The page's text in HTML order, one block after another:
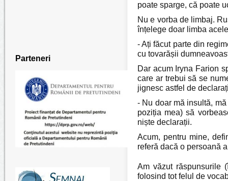
Parteneri
poate sparge, că poate
Nu e vorba de limbaj.
înțelege doar limba
- Ați făcut parte din
cu tovarășii
Dar acum Iryna Farion
care ar trebui să se
jignesc astfel de
- Nu doar mă insultă,
poziția mea) să
niște declarații.
Acum, pentru mine,
referă dacă o persoană
Am văzut răspunsurile
folosind tot felul de